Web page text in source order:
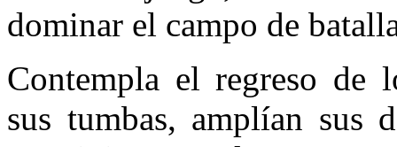
dominar el campo de
Contempla el regreso de
sus tumbas, amplían sus